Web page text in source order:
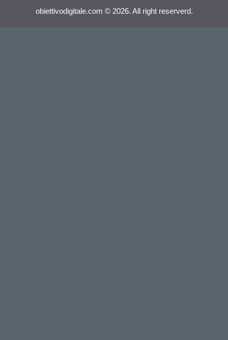
obiettivodigitale.com © 2026. All right reserverd.